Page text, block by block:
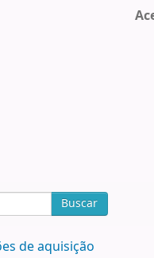
Buscar
de aquisição